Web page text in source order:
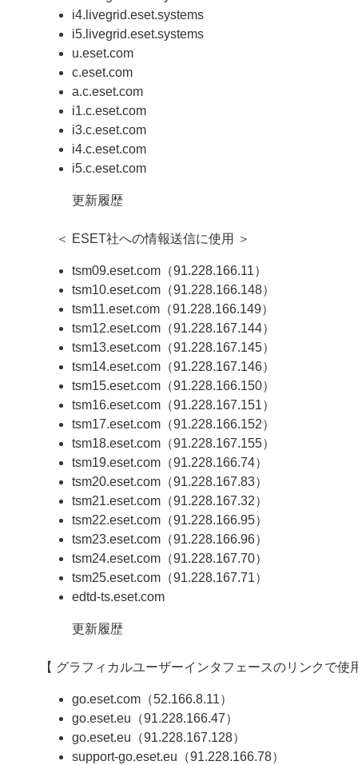
i4.livegrid.eset.systems
i5.livegrid.eset.systems
u.eset.com
c.eset.com
a.c.eset.com
i1.c.eset.com
i3.c.eset.com
i4.c.eset.com
i5.c.eset.com
更新履歴
＜ ESET社への情報送信に使用 ＞
tsm09.eset.com（91.228.166.11）
tsm10.eset.com（91.228.166.148）
tsm11.eset.com（91.228.166.149）
tsm12.eset.com（91.228.167.144）
tsm13.eset.com（91.228.167.145）
tsm14.eset.com（91.228.167.146）
tsm15.eset.com（91.228.166.150）
tsm16.eset.com（91.228.167.151）
tsm17.eset.com（91.228.166.152）
tsm18.eset.com（91.228.167.155）
tsm19.eset.com（91.228.166.74）
tsm20.eset.com（91.228.167.83）
tsm21.eset.com（91.228.167.32）
tsm22.eset.com（91.228.166.95）
tsm23.eset.com（91.228.166.96）
tsm24.eset.com（91.228.167.70）
tsm25.eset.com（91.228.167.71）
edtd-ts.eset.com
更新履歴
【 グラフィカルユーザーインタフェースのリンクで使
go.eset.com（52.166.8.11）
go.eset.eu（91.228.166.47）
go.eset.eu（91.228.167.128）
support-go.eset.eu（91.228.166.78）